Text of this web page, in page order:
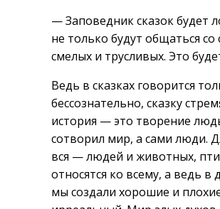
— Заповедник сказок будет
не только будут общаться
смелых и трусливых. Это
Ведь в сказках говорится
бессознательно, сказку
история — это творение
сотворил мир, а сами люди.
вся — людей и животных,
относятся ко всему, а ведь
мы создали хорошие и